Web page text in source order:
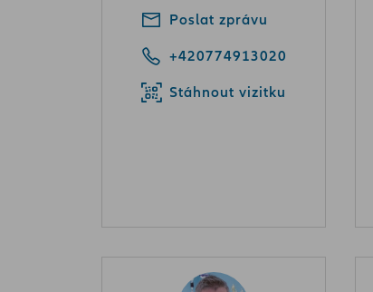
Poslat zprávu
+420774913020
Stáhnout vizitku